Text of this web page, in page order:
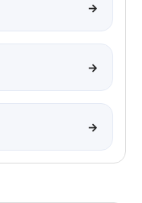
→
→
→